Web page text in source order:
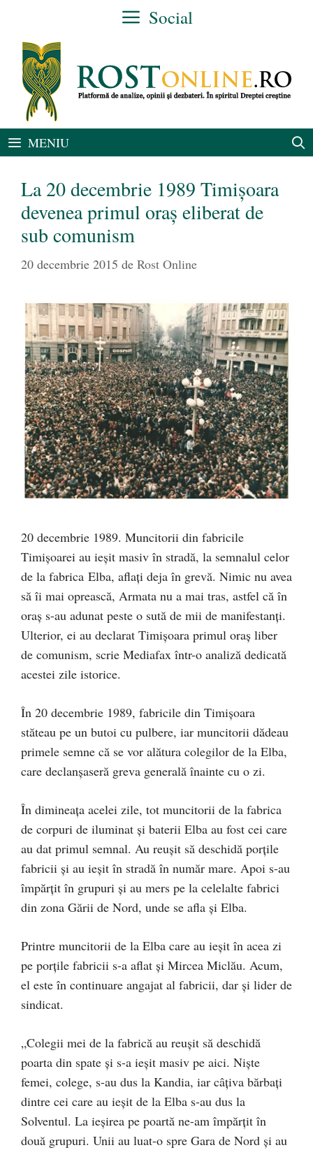
conținut
Social
MENIU
La 20 decembrie 1989 Timișoara
devenea primul oraș eliberat de
sub comunism
20 decembrie 2015 de Rost Online
20 decembrie 1989. Muncitorii din fabricile
Timişoarei au ieșit masiv în stradă, la semnalul celor
de la fabrica Elba, aflaţi deja în grevă. Nimic nu avea
să îi mai oprească, Armata nu a mai tras, astfel că în
oraş s-au adunat peste o sută de mii de manifestanţi.
Ulterior, ei au declarat Timişoara primul oraș liber
de comunism, scrie Mediafax într-o analiză dedicată
acestei zile istorice.
În 20 decembrie 1989, fabricile din Timișoara
stăteau pe un butoi cu pulbere, iar muncitorii dădeau
primele semne că se vor alătura colegilor de la Elba,
care declanșaseră greva generală înainte cu o zi.
În dimineața acelei zile, tot muncitorii de la fabrica
de corpuri de iluminat și baterii Elba au fost cei care
au dat primul semnal. Au reușit să deschidă porțile
fabricii și au ieșit în stradă în număr mare. Apoi s-au
împărțit în grupuri și au mers pe la celelalte fabrici
din zona Gării de Nord, unde se afla şi Elba.
Printre muncitorii de la Elba care au ieșit în acea zi
pe porțile fabricii s-a aflat și Mircea Miclău. Acum,
el este în continuare angajat al fabricii, dar și lider de
sindicat.
„Colegii mei de la fabrică au reușit să deschidă
poarta din spate și s-a ieșit masiv pe aici. Niște
femei, colege, s-au dus la Kandia, iar câțiva bărbați
dintre cei care au ieșit de la Elba s-au dus la
Solventul. La ieșirea pe poartă ne-am împărțit în
două grupuri. Unii au luat-o spre Gara de Nord și au